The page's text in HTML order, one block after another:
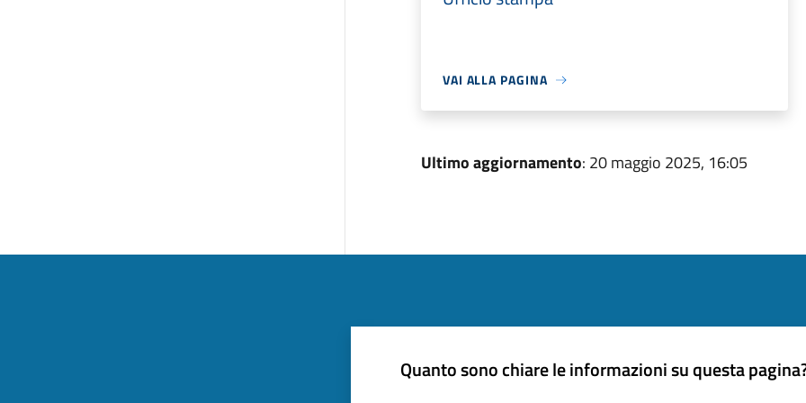
VAI ALLA PAGINA
Ultimo aggiornamento: 20 maggio 2025, 16:05
Quanto sono chiare le informazioni su questa